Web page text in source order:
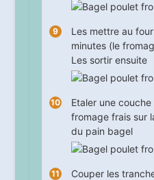
Les mettre au
minutes (le
Les sortir ensuite
Etaler une
fromage frais sur
du pain bagel
Couper les